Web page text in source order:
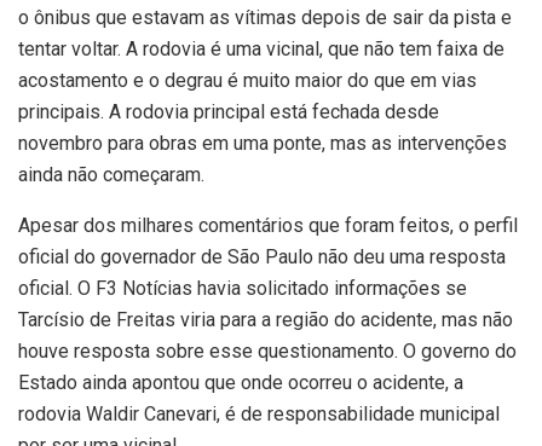
o ônibus que estavam as vítimas depois de sair da pista e
tentar voltar. A rodovia é uma vicinal, que não tem faixa de
acostamento e o degrau é muito maior do que em vias
principais. A rodovia principal está fechada desde
novembro para obras em uma ponte, mas as intervenções
ainda não começaram.
Apesar dos milhares comentários que foram feitos, o perfil
oficial do governador de São Paulo não deu uma resposta
oficial. O F3 Notícias havia solicitado informações se
Tarcísio de Freitas viria para a região do acidente, mas não
houve resposta sobre esse questionamento. O governo do
Estado ainda apontou que onde ocorreu o acidente, a
rodovia Waldir Canevari, é de responsabilidade municipal